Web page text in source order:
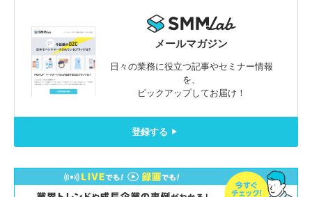
メールマガジン
日々の業務に役立つ記事やセミナー情報
を、
ピックアップしてお届け！
登録する